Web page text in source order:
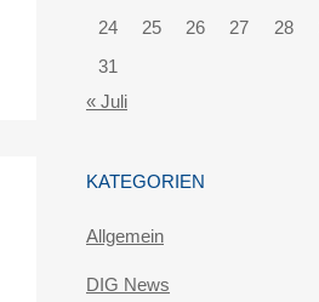
24
25 26 27 28
31
« Juli
KATEGORIEN
Allgemein
DIG News